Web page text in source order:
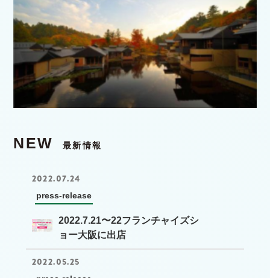
NEW 最新情報
2022.07.24
press-release
2022.7.21〜22フランチャイズシ
ョー大阪に出店
2022.05.25